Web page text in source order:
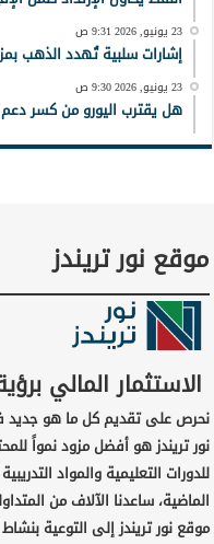
23 يونيو, 2026 9:31 ص
إشارات سلبية تُهدد الذهب بمزيد من
23 يونيو, 2026 9:30 ص
هل يقترب اليورو من كسر دعم جديد؟
موقع نور تريندز
الاستثمار المالي
نحرص على تقديم كل ما هو جديد
نور تريندز هو أفضل مزود نمواً
للدورات التعليمية والمواد
الماضية، ساعدنا الآلاف من
موقع نور تريندز إلى التوعية